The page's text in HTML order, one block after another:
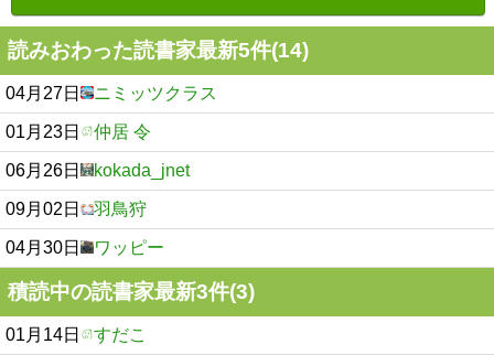
読みおわった読書家最新5件(14)
04月27日 ニミッツクラス
01月23日 仲居 令
06月26日 kokada_jnet
09月02日 羽鳥狩
04月30日 ワッピー
積読中の読書家最新3件(3)
01月14日 すだこ